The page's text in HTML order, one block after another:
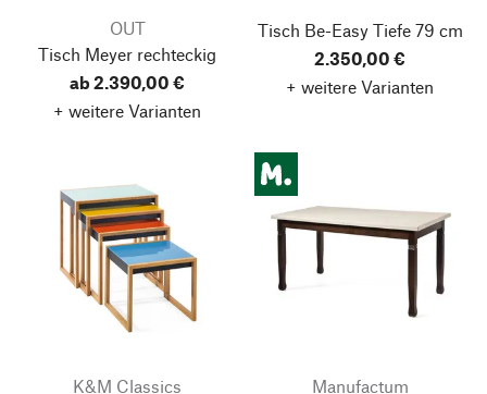
OUT
Tisch Meyer rechteckig
ab 2.390,00 €
+ weitere Varianten
Tisch Be-EasyTiefe 79 cm
2.350,00 €
+ weitere Varianten
K&M Classics
Manufactum